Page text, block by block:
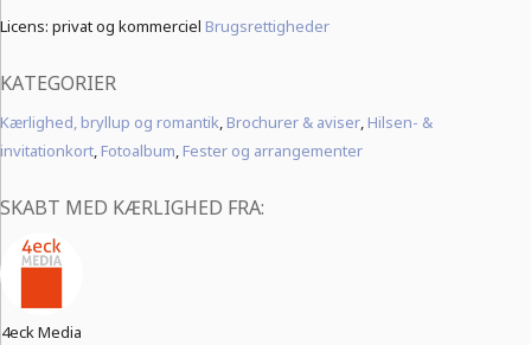
Licens: privat og kommerciel Brugsrettigheder
KATEGORIER
Kærlighed, bryllup og romantik, Brochurer & aviser, Hilsen- &
invitationkort, Fotoalbum, Fester og arrangementer
SKABT MED KÆRLIGHED FRA:
4eck Media